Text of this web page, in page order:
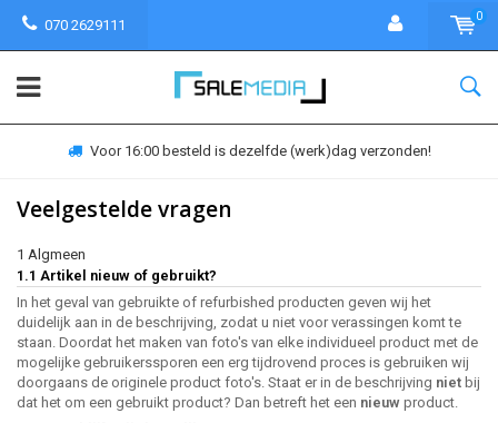
070 2629111
0
Voor 16:00 besteld is dezelfde (werk)dag verzonden!
Veelgestelde vragen
1 Algmeen
1.1 Artikel nieuw of gebruikt?
In het geval van gebruikte of refurbished producten geven wij het
duidelijk aan in de beschrijving, zodat u niet voor verassingen komt te
staan. Doordat het maken van foto's van elke individueel product met de
mogelijke gebruikerssporen een erg tijdrovend proces is gebruiken wij
doorgaans de originele product foto's. Staat er in de beschrijving niet bij
dat het om een gebruikt product? Dan betreft het een nieuw product.